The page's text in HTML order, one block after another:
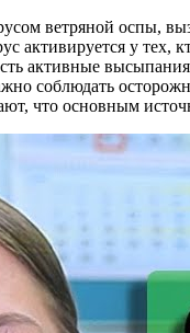
ветряной оспы,
активируется у
активные
соблюдать
что основным